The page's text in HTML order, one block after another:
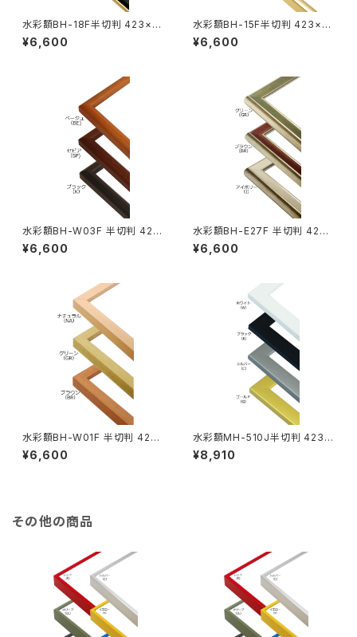
水彩額BH-18F半切判 423×5
45ミリ
¥6,600
水彩額BH-15F半切判 423×5
45ミリ
¥6,600
水彩額BH-W03F 半切判 423
×545ミリ
¥6,600
水彩額BH-E27F 半切判 423×
545ミリ
¥6,600
水彩額BH-W01F 半切判 423
×545ミリ
¥6,600
水彩額MH-510J半切判 423×
545ミリ
¥8,910
その他の商品